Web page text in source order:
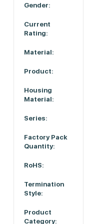
Gender:
Current
Rating:
Material:
Product:
Housing
Material:
Series:
Factory Pack
Quantity:
RoHS:
Termination
Style:
Product
Category: